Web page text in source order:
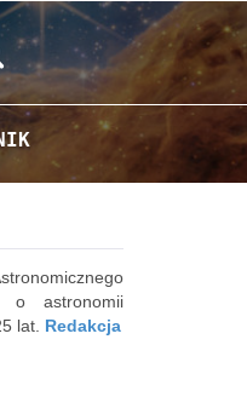
o astronomii
lat. Redakcja